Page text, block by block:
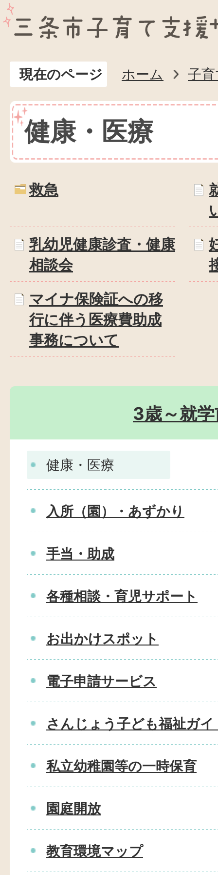
現在のページ ホーム 子
健康・医療
救急
乳幼児健康診査・健康
相談会
マイナ保険証への移
行に伴う医療費助成
事務について
3歳～就
健康・医療
入所（園）・あずかり
手当・助成
各種相談・育児サポート
お出かけスポット
電子申請サービス
さんじょう子ども福祉ガ
私立幼稚園等の一時保育
園庭開放
教育環境マップ